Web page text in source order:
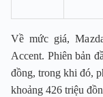
Về mức giá,
Accent. Phiên bản
đồng, trong khi đó,
khoảng 426 triệu